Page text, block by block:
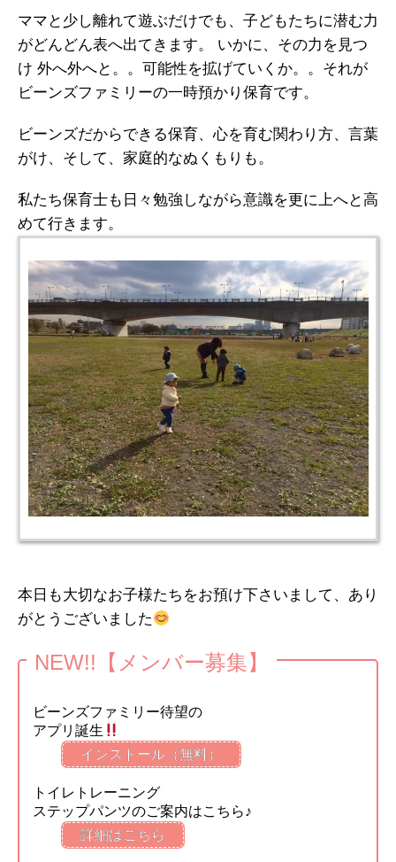
ママと少し離れて遊ぶだけでも、子どもたちに潜む力
がどんどん表へ出てきます。 いかに、その力を見つ
け 外へ外へと。。可能性を拡げていくか。。それが
ビーンズファミリーの一時預かり保育です。
ビーンズだからできる保育、心を育む関わり方、言葉
がけ、そして、家庭的なぬくもりも。
私たち保育士も日々勉強しながら意識を更に上へと高
めて行きます。
本日も大切なお子様たちをお預け下さいまして、あり
がとうございました
NEW!!【メンバー募集】
ビーンズファミリー待望の
アプリ誕生
インストール（無料）
トイレトレーニング
ステップパンツのご案内はこちら♪
詳細はこちら